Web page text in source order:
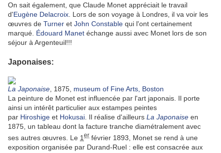
On sait également, que Claude Monet appréciait le travail
d'Eugène Delacroix . Lors de son voyage à Londres, il va voir les
œuvres de Turner et John Constable qui l'ont certainement
marqué. Édouard Manet échange aussi avec Monet lors de son
séjour à Argenteuil!!!
Japonaises:
La Japonaise , 1875, museum of Fine Arts, Boston
La peinture de Monet est influencée par l'art japonais. Il porte
ainsi un intérêt particulier aux estampes peintes
par Hiroshige et Hokusai . Il réalise d'ailleurs La Japonaise en
1875, un tableau dont la facture tranche diamétralement avec
ses autres œuvres. Le 1 er février 1893, Monet se rend à une
exposition organisée par Durand-Ruel : elle est consacrée aux